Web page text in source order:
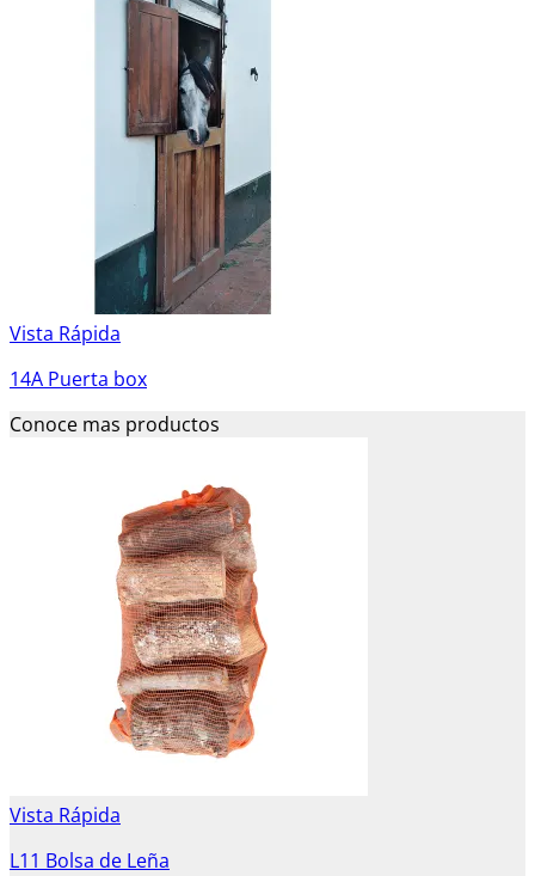
Vista Rápida
14A Puerta box
Conoce mas productos
Vista Rápida
L11 Bolsa de Leña